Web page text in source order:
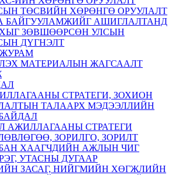
ТӨСВИЙН ХӨРӨНГӨ ОРУУЛАЛТ
БАЙГУУЛАМЖИЙГ АШИГЛАЛТАНД
ЗӨВШӨӨРСӨН УЛСЫН
ДҮГНЭЛТ
МАТЕРИАЛЫН ЖАГСААЛТ
СТРАТЕГИ, ЗОХИОН
ТАЛААРХ МЭДЭЭЛЛИЙН
АЖИЛЛАГААНЫ СТРАТЕГИ
ЗОРИЛГО, ЗОРИЛТ
ХААГЧДИЙН АЖЛЫН ЧИГ
УТАСНЫ ДУГААР
ЗАСАГ, НИЙГМИЙН ХӨГЖЛИЙН